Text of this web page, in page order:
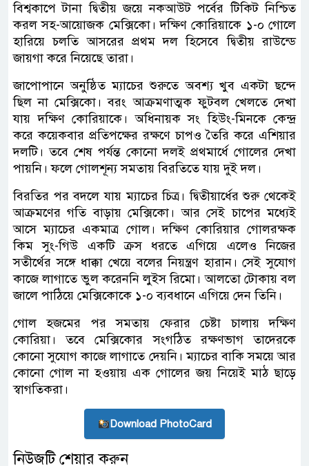
বিশ্বকাপে টানা দ্বিতীয় জয়ে নকআউট পর্বের টিকিট নিশ্চিত
করল সহ-আয়োজক মেক্সিকো। দক্ষিণ কোরিয়াকে ১-০ গোলে
হারিয়ে চলতি আসরের প্রথম দল হিসেবে দ্বিতীয় রাউন্ডে
জায়গা করে নিয়েছে তারা।
জাপোপানে অনুষ্ঠিত ম্যাচের শুরুতে অবশ্য খুব একটা ছন্দে
ছিল না মেক্সিকো। বরং আক্রমণাত্মক ফুটবল খেলতে দেখা
যায় দক্ষিণ কোরিয়াকে। অধিনায়ক সং হিউং-মিনকে কেন্দ্র
করে কয়েকবার প্রতিপক্ষের রক্ষণে চাপও তৈরি করে এশিয়ার
দলটি। তবে শেষ পর্যন্ত কোনো দলই প্রথমার্ধে গোলের দেখা
পায়নি। ফলে গোলশূন্য সমতায় বিরতিতে যায় দুই দল।
বিরতির পর বদলে যায় ম্যাচের চিত্র। দ্বিতীয়ার্ধের শুরু থেকেই
আক্রমণের গতি বাড়ায় মেক্সিকো। আর সেই চাপের মধ্যেই
আসে ম্যাচের একমাত্র গোল। দক্ষিণ কোরিয়ার গোলরক্ষক
কিম সুং-গিউ একটি ক্রস ধরতে এগিয়ে এলেও নিজের
সতীর্থের সঙ্গে ধাক্কা খেয়ে বলের নিয়ন্ত্রণ হারান। সেই সুযোগ
কাজে লাগাতে ভুল করেননি লুইস রিমো। আলতো টোকায় বল
জালে পাঠিয়ে মেক্সিকোকে ১-০ ব্যবধানে এগিয়ে দেন তিনি।
গোল হজমের পর সমতায় ফেরার চেষ্টা চালায় দক্ষিণ
কোরিয়া। তবে মেক্সিকোর সংগঠিত রক্ষণভাগ তাদেরকে
কোনো সুযোগ কাজে লাগাতে দেয়নি। ম্যাচের বাকি সময়ে আর
কোনো গোল না হওয়ায় এক গোলের জয় নিয়েই মাঠ ছাড়ে
স্বাগতিকরা।
Download PhotoCard
নিউজটি শেয়ার করুন